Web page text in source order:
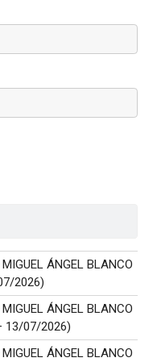
ÁNGEL BLANCO
2026)
ÁNGEL BLANCO
13/07/2026)
ÁNGEL BLANCO